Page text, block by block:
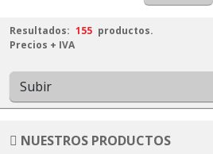
Resultados: 155 productos.
Precios + IVA
Subir
NUESTROS PRODUCTOS